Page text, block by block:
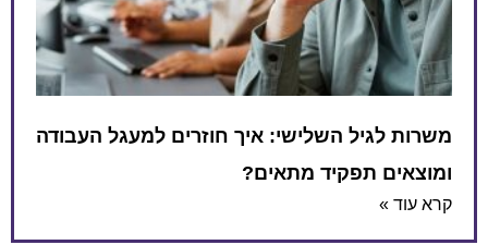
משרות לגיל השלישי: איך חוזרים למעגל העבודה
ומוצאים תפקיד מתאים?
קרא עוד »